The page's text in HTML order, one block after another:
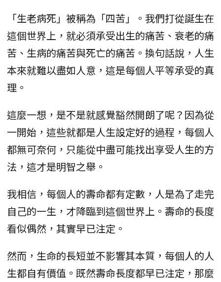
「生老病死」被稱為「四苦」。我們打從誕生在
這個世界上，就必須承受出生的痛苦、衰老的痛
苦、生病的痛苦與死亡的痛苦。換句話說，人生
本來就難以盡如人意，這是每個人平等承受的真
理。
這麼一想，是不是就感覺豁然開朗了呢？因為從
一開始，這些就都是人生設定好的過程，每個人
都無可奈何，只能從中盡可能找出享受人生的方
法，這才是明智之舉。
我相信，每個人的壽命都有定數，人是為了走完
自己的一生，才降臨到這個世界上。壽命的長度
看似偶然，其實早已注定。
然而，生命的長短並不影響其本質，每個人的人
生都自有價值。既然壽命長度都早已注定，那麼